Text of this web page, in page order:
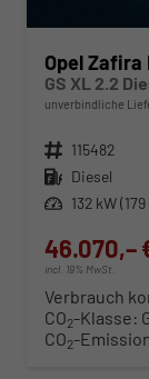
Opel Zafira
GS XL 2.2
unverbindliche
Fahrzeugnr. 115482
Kraftstoff Diesel
Leistung 132 kW (179
46.070,–
incl. 19% MwSt.
Verbrauch
CO2-Klasse:
CO2-